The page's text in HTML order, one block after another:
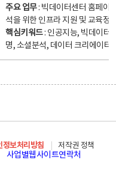
주요 업무: 빅데이터센터 홈페이
석을 위한 인프라 지원 및 교육정
핵심키워드: 인공지능, 빅데이터,
명, 소셜분석, 데이터 크리에이터
정보처리방침
저작권 정책
사업별웹사이트연락처